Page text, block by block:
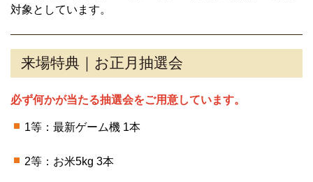
対象としています。
来場特典｜お正月抽選会
必ず何かが当たる抽選会をご用意しています。
1等：最新ゲーム機 1本
2等：お米5kg 3本